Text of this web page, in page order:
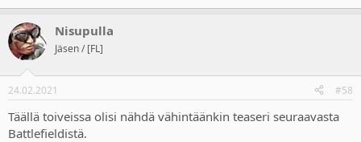
Nisupulla
Jäsen / [FL]
24.02.2021 #58
Täällä toiveissa olisi nähdä vähintäänkin teaseri seuraavasta
Battlefieldistä.